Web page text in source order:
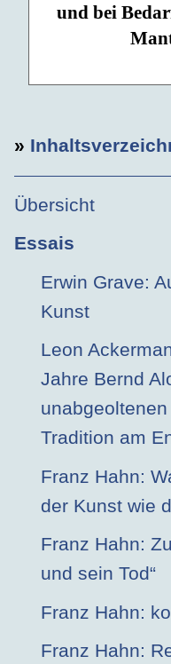
und bei
»
Übersicht
Essais
Erwin Grave:
Kunst
Leon
Jahre Bernd
Tradition am
Franz Hahn:
der Kunst wie
Franz Hahn:
und sein Tod“
Franz Hahn:
Franz Hahn: